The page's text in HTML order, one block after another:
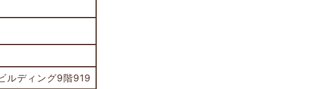
ルディング9階919